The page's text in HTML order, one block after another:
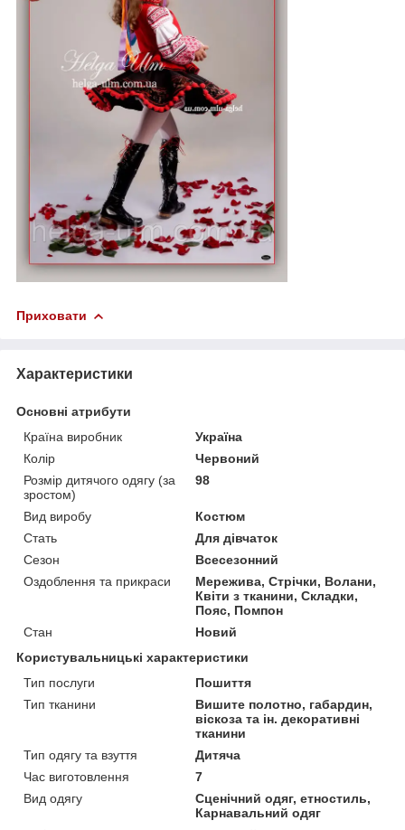
Приховати
Характеристики
Основні атрибути
Країна виробник
Україна
Колір
Червоний
Розмір дитячого одягу (за
зростом)
98
Вид виробу
Костюм
Стать
Для дівчаток
Сезон
Всесезонний
Оздоблення та прикраси
Мережива, Стрічки, Волани,
Квіти з тканини, Складки,
Пояс, Помпон
Стан
Новий
Користувальницькі характеристики
Тип послуги
Пошиття
Тип тканини
Вишите полотно, габардин,
віскоза та ін. декоративні
тканини
Тип одягу та взуття
Дитяча
Час виготовлення
7
Вид одягу
Сценічний одяг, етностиль,
Карнавальний одяг